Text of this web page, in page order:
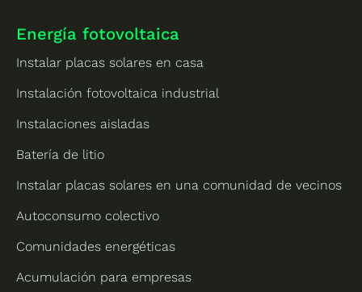
Energía fotovoltaica
Instalar placas solares en casa
Instalación fotovoltaica industrial
Instalaciones aisladas
Batería de litio
Instalar placas solares en una comunidad de vecinos
Autoconsumo colectivo
Comunidades energéticas
Acumulación para empresas